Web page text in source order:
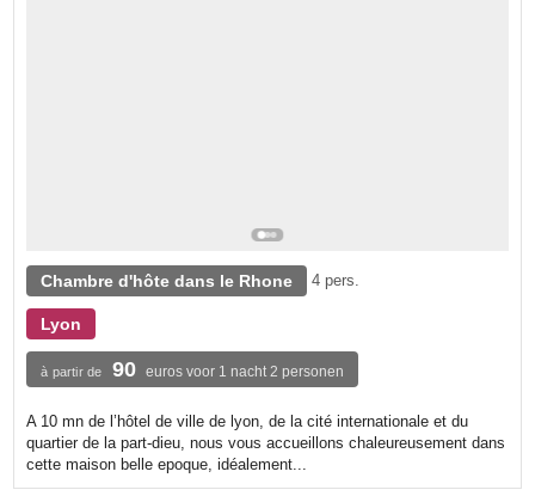
Chambre d'hôte dans le Rhone 4 pers.
Lyon
à partir de 90 euros voor 1 nacht 2 personen
A 10 mn de l’hôtel de ville de lyon, de la cité internationale et du
quartier de la part-dieu, nous vous accueillons chaleureusement dans
cette maison belle epoque, idéalement...